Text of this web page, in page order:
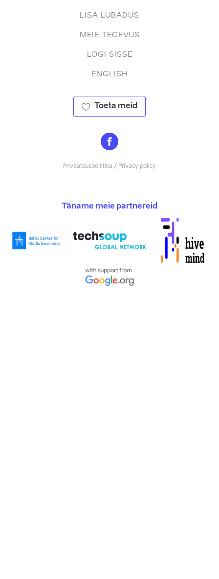
LISA LUBADUS
MEIE TEGEVUS
LOGI SISSE
ENGLISH
Toeta meid
Privaatsuspoliitika / Privacy policy
Täname meie partnereid